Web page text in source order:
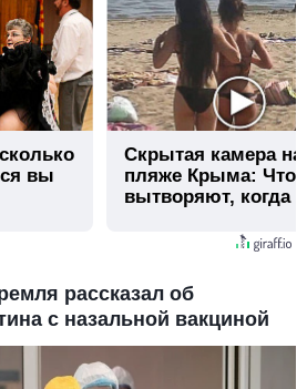
вы
Скрытая камера на
пляже Крыма: Что
вытворяют, когда
рассказал об
с назальной вакциной